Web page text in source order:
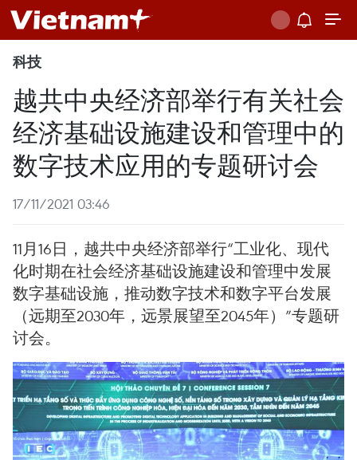
科技
越共中央经济部举行有关社会
经济基础设施建设和管理中的
数字技术应用的专题研讨会
17/11/2021 03:46
11月16日，越共中央经济部举行“工业化、现代
化时期在社会经济基础设施建设和管理中发展
数字基础设施，推动数字技术和数字平台发展
（远期至2030年，远景展望至2045年）”专题研
讨会。